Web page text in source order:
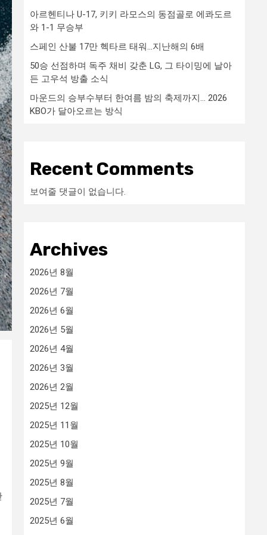
아르헨티나 U-17, 키키 라모스의 동점골로 에콰도르
와 1-1 무승부
스페인 산불 17만 헥타르 태워…지난해의 6배
50승 선점하며 독주 채비 갖춘 LG, 그 타이밍에 날아
든 고우석 방출 소식
마운드의 승부수부터 한여름 밤의 축제까지… 2026
KBO가 달아오르는 방식
Recent Comments
보여줄 댓글이 없습니다.
Archives
2026년 8월
2026년 7월
2026년 6월
2026년 5월
2026년 4월
2026년 3월
2026년 2월
2025년 12월
2025년 11월
2025년 10월
2025년 9월
2025년 8월
2025년 7월
2025년 6월